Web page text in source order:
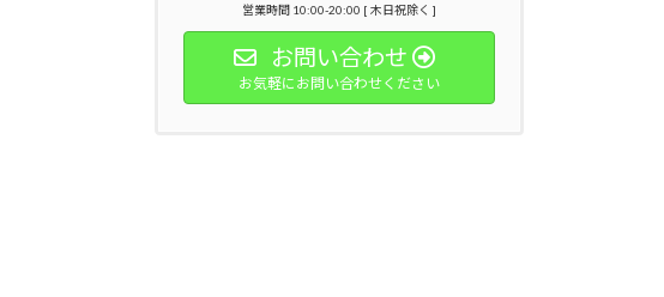
営業時間 10:00-20:00 [ 木日祝除く ]
お問い合わせ
お気軽にお問い合わせください